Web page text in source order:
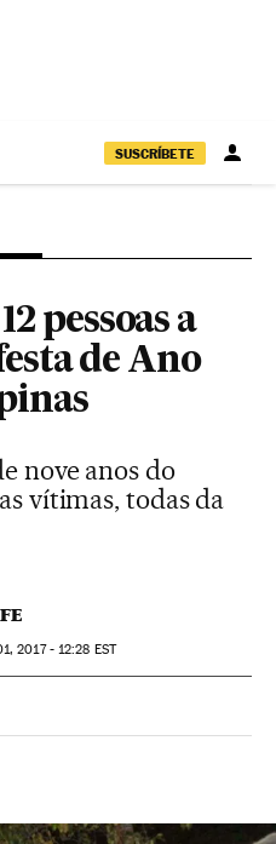
SUSCRÍBETE
pessoas a
de Ano
nove anos do
vítimas, todas da
2017 - 12:28 EST
Sociales